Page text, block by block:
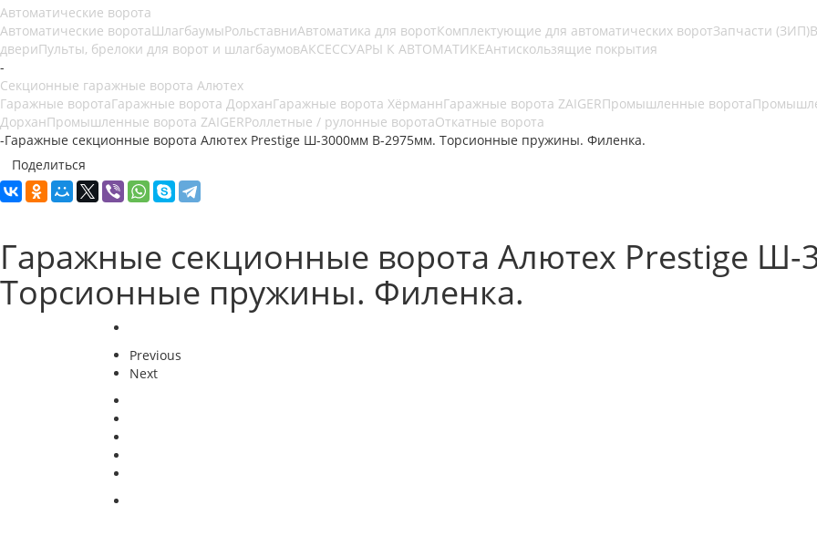
Автоматические ворота
Автоматические воротаШлагбаумыРольставниАвтоматика для воротКомплектующие для автоматических воротЗапчасти (ЗИП)
двериПульты, брелоки для ворот и шлагбаумовАКСЕССУАРЫ К АВТОМАТИКЕАнтискользящие покрытия
-
Секционные гаражные ворота Алютех
Гаражные воротаГаражные ворота ДорханГаражные ворота ХёрманнГаражные ворота ZAIGERПромышленные ворота
ДорханПромышленные ворота ZAIGERРоллетные / рулонные воротаОткатные ворота
-Гаражные секционные ворота Алютех Prestige Ш-3000мм В-2975мм. Торсионные пружины. Филенка.
Поделиться
Гаражные секционные ворота Алютех Prestige
Торсионные пружины. Филенка.
Previous
Next